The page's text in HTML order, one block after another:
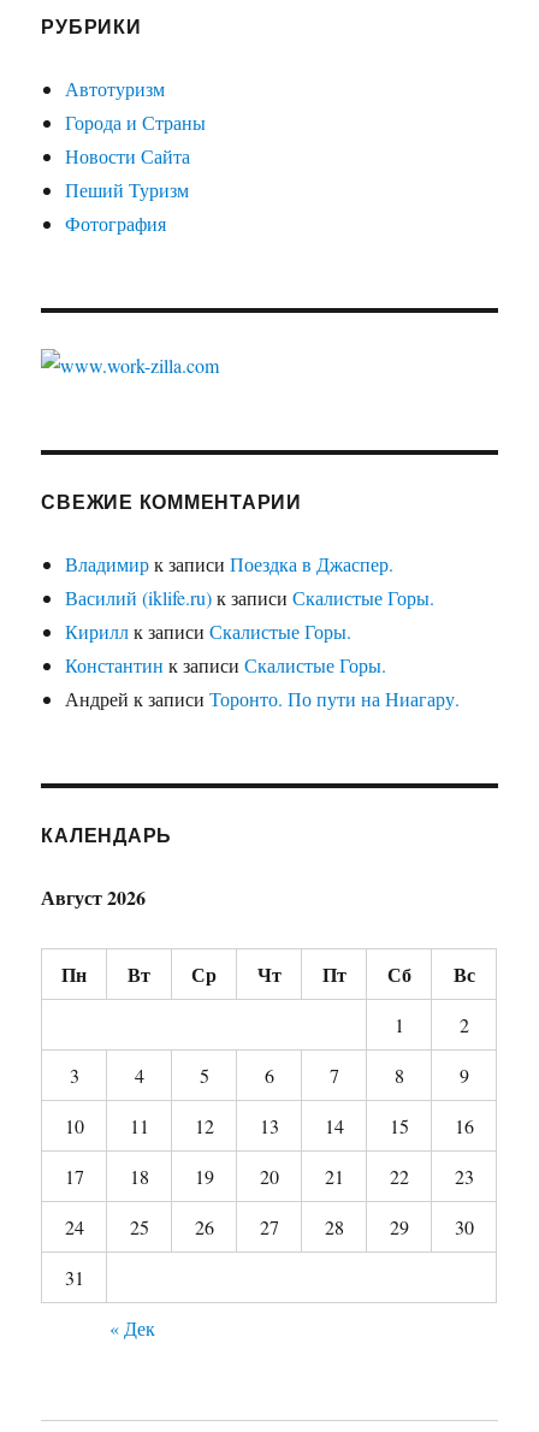
РУБРИКИ
Автотуризм
Города и Страны
Новости Сайта
Пеший Туризм
Фотография
СВЕЖИЕ КОММЕНТАРИИ
Владимирк записиПоездка в Джаспер.
Василий (iklife.ru)к записиСкалистые Горы.
Кириллк записиСкалистые Горы.
Константин к записиСкалистые Горы.
Андрей к записиТоронто. По пути на Ниагару.
КАЛЕНДАРЬ
Август 2026
Пн Вт Ср Чт Пт Сб Вс
1
2
3
4 5 6 7 8
9
10
11 12 13 14 15
16
17
18 19 20 21 22
23
24
25 26 27 28 29
30
31
« Дек